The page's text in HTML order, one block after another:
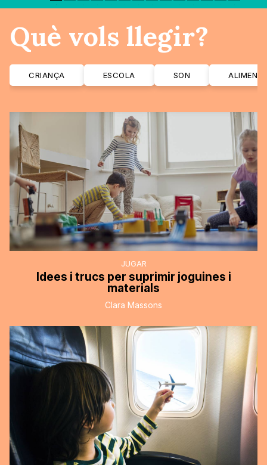
Què vols llegir?
CRIANÇA ESCOLA SON
JUGAR
Idees i trucs per suprimir joguines i
materials
Clara Massons